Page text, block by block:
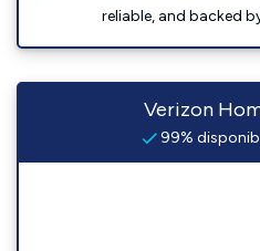
reliable, and backed
Verizon
99%